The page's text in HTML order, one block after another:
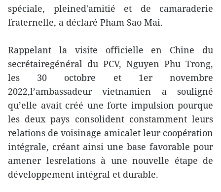
spéciale, pleined'amitié et de camaraderie
fraternelle, a déclaré Pham Sao Mai.
Rappelant la visite officielle en Chine du
secrétairegénéral du PCV, Nguyen Phu Trong,
les 30 octobre et 1er novembre
2022,l’ambassadeur vietnamien a souligné
qu’elle avait créé une forte impulsion pourque
les deux pays consolident constamment leurs
relations de voisinage amicalet leur coopération
intégrale, créant ainsi une base favorable pour
amener lesrelations à une nouvelle étape de
développement intégral et durable.